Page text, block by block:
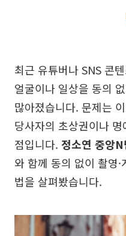
최근 유튜버나 SNS 콘
얼굴이나 일상을 동의
많아졌습니다. 문제는
당사자의 초상권이나
점입니다. 정소연 중앙
와 함께 동의 없이 촬영
법을 살펴봤습니다.